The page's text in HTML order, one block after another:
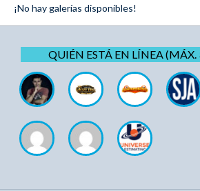
¡No hay galerías disponibles!
QUIÉN ESTÁ EN LÍNEA (MÁX.